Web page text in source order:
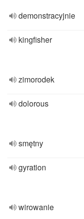
demonstracyjnie
kingfisher
zimorodek
dolorous
smętny
gyration
wirowanie